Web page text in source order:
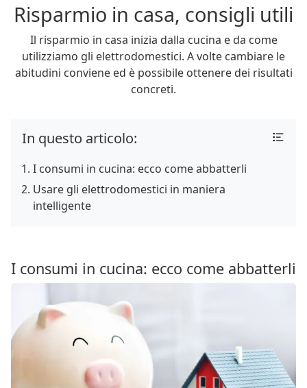
Risparmio in casa, consigli utili
Il risparmio in casa inizia dalla cucina e da come
utilizziamo gli elettrodomestici. A volte cambiare le
abitudini conviene ed è possibile ottenere dei risultati
concreti.
In questo articolo:
I consumi in cucina: ecco come abbatterli
Usare gli elettrodomestici in maniera
intelligente
I consumi in cucina: ecco come abbatterli